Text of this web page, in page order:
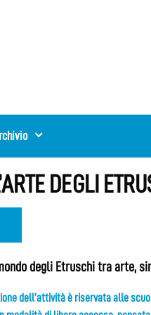
DEGLI
degli Etruschi tra arte,
dell’attività è riservata alle